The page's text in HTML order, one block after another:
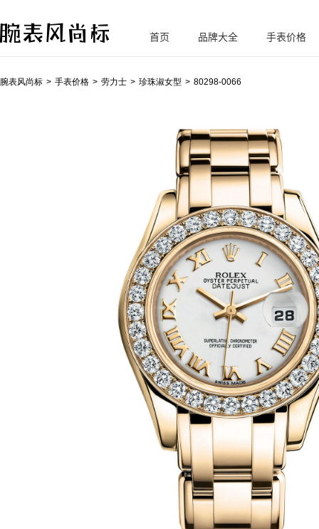
腕
首页 品牌大全 手表价格
腕表风尚标 手表价格 劳力士 珍珠淑女型 80298-0066